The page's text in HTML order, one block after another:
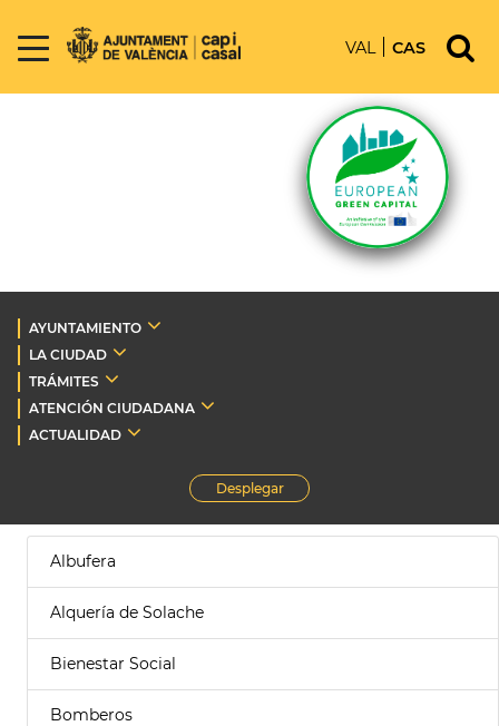
VAL CAS
AYUNTAMIENTO
LA CIUDAD
TRÁMITES
ATENCIÓN CIUDADANA
ACTUALIDAD
Desplegar
Albufera
Alquería de Solache
Bienestar Social
Bomberos